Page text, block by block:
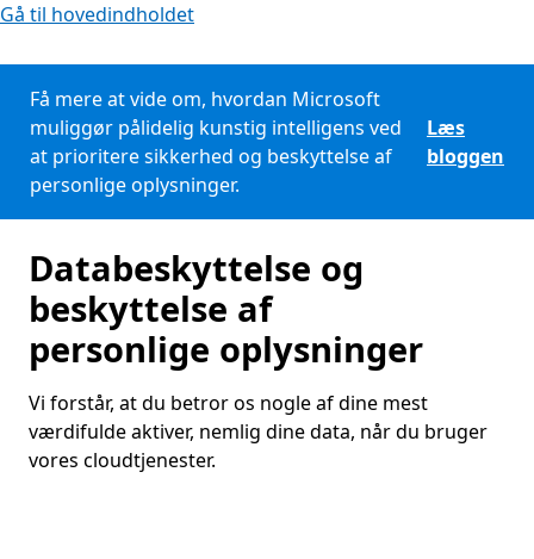
Gå til hovedindholdet
Få mere at vide om, hvordan Microsoft
muliggør pålidelig kunstig intelligens ved
at prioritere sikkerhed og beskyttelse af
personlige oplysninger.
Læs
bloggen
Databeskyttelse og
beskyttelse af
personlige oplysninger
Vi forstår, at du betror os nogle af dine mest
værdifulde aktiver, nemlig dine data, når du bruger
vores cloudtjenester.